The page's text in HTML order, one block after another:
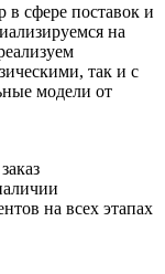
сфере поставок и
на
так и с
модели от
на всех этапах